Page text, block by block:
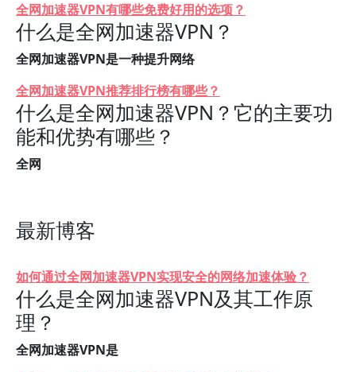
全网加速器VPN有哪些免费好用的选项？
什么是全网加速器VPN？
全网加速器VPN是一种提升网络
全网加速器VPN推荐排行榜有哪些？
什么是全网加速器VPN？它的主要功
能和优势有哪些？
全网
最新博客
如何通过全网加速器VPN实现安全的网络加速体验？
什么是全网加速器VPN及其工作原
理？
全网加速器VPN是